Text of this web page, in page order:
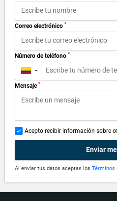
Correo electrónico *
Número de teléfono *
▼
Mensaje *
Acepto recibir información sobre
Enviar
Al enviar tus datos aceptas los Términos